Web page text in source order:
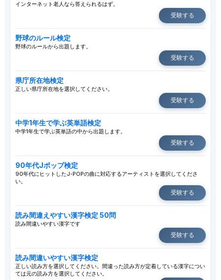
インターネット老人なら答えられるはず。
受験する
野球のルール検定
野球のルールから出題します。
受験する
県庁所在地検定
正しい県庁所在地を選択してください。
受験する
中学1年生で学ぶ英単語検定
中学1年生で学ぶ英単語の中から出題します。
受験する
90年代Jポップ検定
90年代にヒットしたJ-POPの曲に対応するアーティストを選択してくださ
い。
受験する
読み間違えやすい漢字検定 50問
読み間違いやすい漢字です
受験する
読み間違いやすい漢字検定
正しい読み方を選択してください。間違った読み方が定着している漢字につい
ては元の読み方を選択してください。